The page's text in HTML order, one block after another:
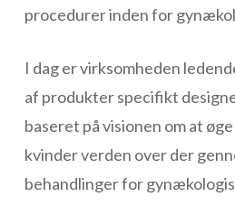
procedurer inden for
I dag er virksomheden
af produkter specifikt
baseret på visionen om at
kvinder verden over der
behandlinger for